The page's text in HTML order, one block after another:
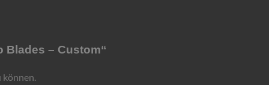
Blades – Custom“